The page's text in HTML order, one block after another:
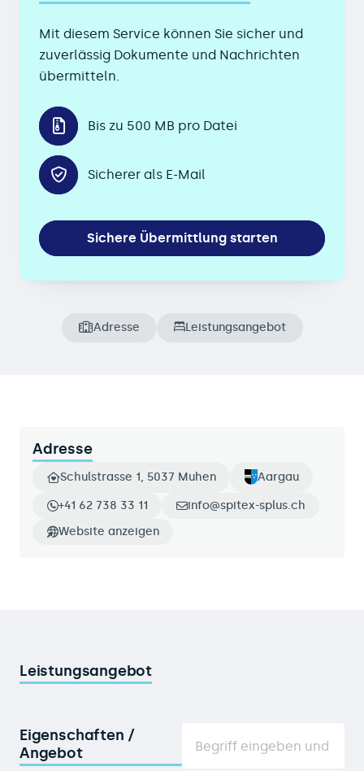
Mit diesem Service können Sie sicher und
zuverlässig Dokumente und Nachrichten
übermitteln.
Bis zu 500 MB pro Datei
Sicherer als E-Mail
Sichere Übermittlung starten
Adresse Leistungsangebot
Adresse
Schulstrasse 1, 5037 Muhen Aargau
+41 62 738 33 11
info@spitex-splus.ch
Website anzeigen
Leistungsangebot
Eigenschaften /
Angebot